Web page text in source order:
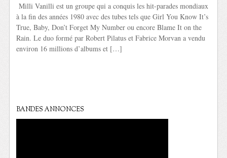
Milli Vanilli est un groupe qui a conquis les hit-parades mondiaux
à la fin des années 1980 avec des tubes tels que Girl You Know It’s
True, Baby, Don’t Forget My Number ou encore Blame It on the
Rain. Le duo formé par Robert Pilatus et Fabrice Morvan a vendu
environ 16 millions d’albums et […]
BANDES ANNONCES